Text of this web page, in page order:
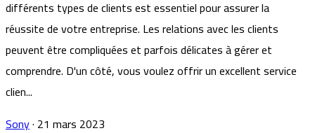
différents types de clients est essentiel pour assurer la
réussite de votre entreprise. Les relations avec les clients
peuvent être compliquées et parfois délicates à gérer et
comprendre. D'un côté, vous voulez offrir un excellent service
clien...
Sony· 21 mars 2023